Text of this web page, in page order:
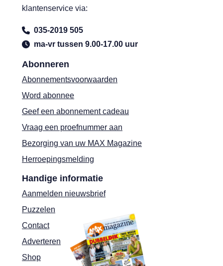
Abonneren
Abonnementsvoorwaarden
Word abonnee
Geef een abonnement cadeau
Vraag een proefnummer aan
Bezorging van uw MAX Magazine
Herroepingsmelding
Handige informatie
Aanmelden nieuwsbrief
Puzzelen
Contact
Adverteren
Shop
klantenservice via:
035-2019 505
ma-vr tussen 9.00-17.00 uur